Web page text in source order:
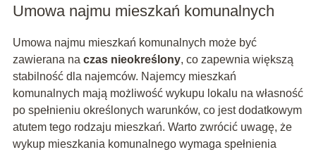
Umowa najmu mieszkań komunalnych
Umowa najmu mieszkań komunalnych może być
zawierana na czas nieokreślony, co zapewnia większą
stabilność dla najemców. Najemcy mieszkań
komunalnych mają możliwość wykupu lokalu na własność
po spełnieniu określonych warunków, co jest dodatkowym
atutem tego rodzaju mieszkań. Warto zwrócić uwagę, że
wykup mieszkania komunalnego wymaga spełnienia